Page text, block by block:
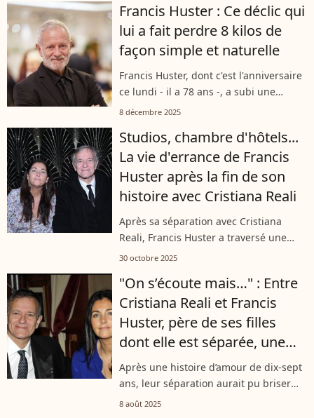
Francis Huster : Ce déclic qui
lui a fait perdre 8 kilos de
façon simple et naturelle
Francis Huster, dont c'est l'anniversaire
ce lundi - il a 78 ans -, a subi une
incroyable transformation physique,
question. Quel est précisément ce
déclic...
8 décembre 2025
Studios, chambre d'hôtels...
La vie d'errance de Francis
Huster après la fin de son
histoire avec Cristiana Reali
Après sa séparation avec Cristiana
Reali, Francis Huster a traversé une
période difficile, vivant de façon
d’hôtel. Ce jeudi 30 octobre sur
France...
30 octobre 2025
"On s’écoute mais…" : Entre
Cristiana Reali et Francis
Huster, père de ses filles
dont elle est séparée, une
communication particulière
Après une histoire d’amour de dix-sept
ans, leur séparation aurait pu briser
tous les liens. Pourtant, entre Cristiana
8 août 2025